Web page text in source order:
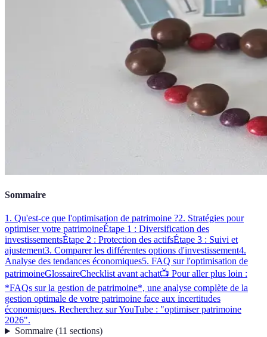
Sommaire
1. Qu'est-ce que l'optimisation de patrimoine ?2. Stratégies pour
optimiser votre patrimoineÉtape 1 : Diversification des
investissementsÉtape 2 : Protection des actifsÉtape 3 : Suivi et
ajustement3. Comparer les différentes options d'investissement4.
Analyse des tendances économiques5. FAQ sur l'optimisation de
patrimoineGlossaireChecklist avant achat📺 Pour aller plus loin :
*FAQs sur la gestion de patrimoine*, une analyse complète de la
gestion optimale de votre patrimoine face aux incertitudes
économiques. Recherchez sur YouTube : "optimiser patrimoine
2026".
Sommaire(11 sections)